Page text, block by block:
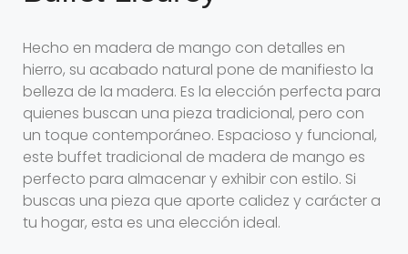
Hecho en madera de mango con detalles en
hierro, su acabado natural pone de manifiesto la
belleza de la madera. Es la elección perfecta para
quienes buscan una pieza tradicional, pero con
un toque contemporáneo. Espacioso y funcional,
este buffet tradicional de madera de mango es
perfecto para almacenar y exhibir con estilo. Si
buscas una pieza que aporte calidez y carácter a
tu hogar, esta es una elección ideal.